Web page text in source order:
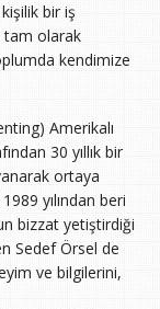
bir iş
tam olarak
kendimize
Amerikalı
30 yıllık bir
ortaya
yılından beri
bizzat yetiştirdiği
Sedef Örsel de
ve bilgilerini,